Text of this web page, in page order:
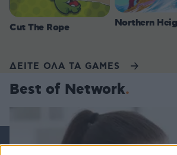
Cut The Rope Northern
ΔΕΙΤΕ ΟΛΑ ΤΑ GAMES
Best of Network